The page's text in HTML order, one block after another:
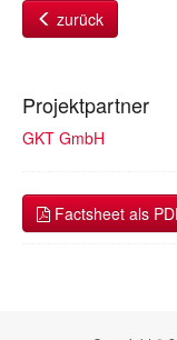
zurück
Projektpartner
GKT GmbH
Factsheet als